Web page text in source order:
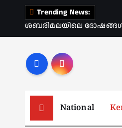
Trending News:
ശബരിമലയിലെ ദോഷങ്ങൾ
National